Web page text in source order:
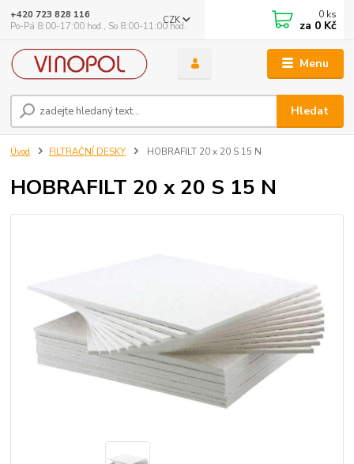
Menu
CZK
Hledat
+420 723 828 116
Po-Pá 8:00-17:00 hod., So 8:00-11:00 hod.
0 ks
za 0 Kč
Úvod FILTRAČNÍ DESKY HOBRAFILT 20 x 20 S 15 N
HOBRAFILT 20 x 20 S 15 N